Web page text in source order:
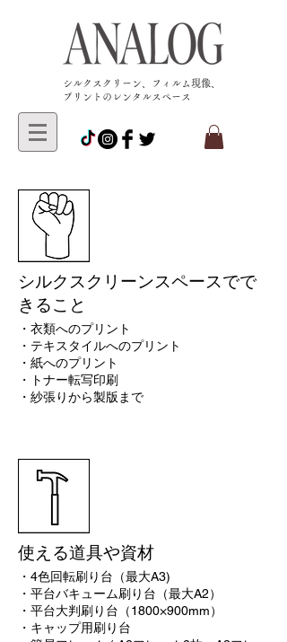
​シルクスクリーン、フィルム現像、
プリントのレンタルスペース
シルクスクリーンスペースでで
きること
・衣類へのプリント
​・テキスタイルへのプリント
・紙へのプリント
・トナー転写印刷
・​紗張りから製版まで
使える道具や資材
・4色回転刷り台（最大A3)
・平台バキューム刷り台（最大A2）
・平台大判刷り台（1800×900mm）
・キャップ用刷り台